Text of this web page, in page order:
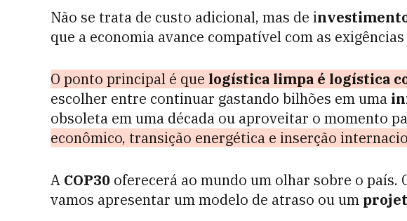
Não se trata de custo adicional, mas de i
que a economia avance compatível com as
O ponto principal é que logística limpa é logística
escolher entre continuar gastando bilhões em uma
obsoleta em uma década ou aproveitar o momento
econômico, transição energética e inserção
A COP30 oferecerá ao mundo um olhar sobre o país.
vamos apresentar um modelo de atraso ou um